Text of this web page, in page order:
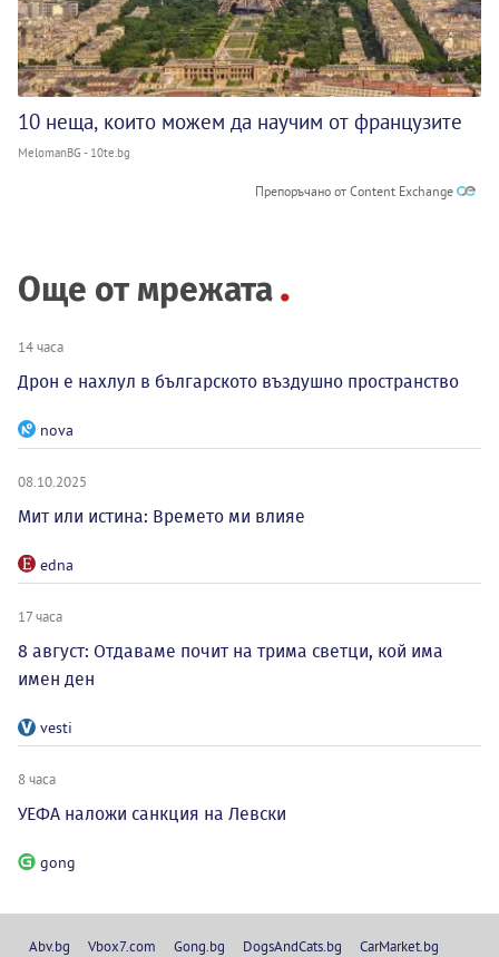
10 неща, които можем да научим от французите
MelomanBG - 10te.bg
Препоръчано от Content Exchange
Още от мрежата
14 часа
Дрон е нахлул в българското въздушно пространство
nova
08.10.2025
Мит или истина: Времето ми влияе
edna
17 часа
8 август: Отдаваме почит на трима светци, кой има
имен ден
vesti
8 часа
УЕФА наложи санкция на Левски
gong
Abv.bg Vbox7.com Gong.bg DogsAndCats.bg
CarMarket.bg